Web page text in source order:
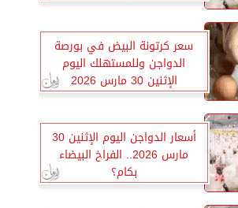
سعر كرتونة البيض في بورصة
الدواجن وللمستهلك اليوم
الإثنين 30 مارس 2026
أسعار الدواجن اليوم الإثنين 30
مارس 2026.. الفراخ البيضاء
بكام؟